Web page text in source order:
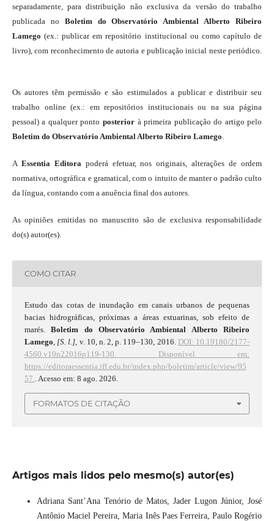
separadamente, para distribuição não exclusiva da versão do trabalho
publicada no Boletim do Observatório Ambiental Alberto Ribeiro
Lamego (ex.: publicar em repositório institucional ou como capítulo de
livro), com reconhecimento de autoria e publicação inicial neste periódico.
Os autores têm permissão e são estimulados a publicar e distribuir seu
trabalho online (ex.: em repositórios institucionais ou na sua página
pessoal) a qualquer ponto posterior à primeira publicação do artigo pelo
Boletim do Observatório Ambiental Alberto Ribeiro Lamego
A Essentia Editora poderá efetuar, nos originais, alterações de ordem
normativa, ortográfica e gramatical, com o intuito de manter o padrão culto
da língua, contando com a anuência final dos autores.
As opiniões emitidas no manuscrito são de exclusiva responsabilidade
do(s) autor(es).
COMO CITAR
Estudo das cotas de inundação em canais urbanos de pequenas
bacias hidrográficas, próximas a áreas estuarinas, sob efeito de
marés.Boletim do Observatório Ambiental Alberto Ribeiro
Lamego [S. l.] , v. 10, n. 2, p. 119–130, 2016. DOI: 10.19180/2177-
4560.v10n22016p119-130.
Disponível em:
https://editoraessentia.iff.edu.br/index.php/boletim/article/view/95
57.
. Acesso em: 8 ago. 2026.
FORMATOS DE CITAÇÃO
Artigos mais lidos pelo mesmo(s) autor(es)
Adriana Sant’Ana Tenório de Matos, Jader Lugon Júnior, José
Antônio Maciel Pereira, Maria Inês Paes Ferreira, Paulo Rogério